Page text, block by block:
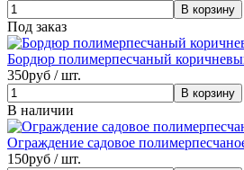
Под заказ
Бордюр полимерпесчаный
350руб / шт.
В наличии
Ограждение садовое
150руб / шт.